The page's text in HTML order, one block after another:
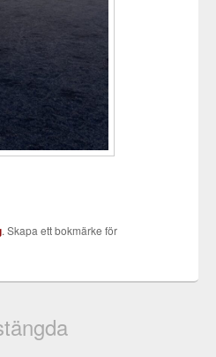
. Skapa ett bokmärke för